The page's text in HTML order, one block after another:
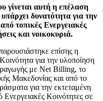
γίνεται αυτή η επέλαση
δυνατότητα για την
τοπικές Ενεργειακές
και νοικοκυριά.
επίσης η
για την υλοποίηση
με Net Billing, το
Μακεδονίας και από το
για την εκτεταμένη
Κοινότητες σε